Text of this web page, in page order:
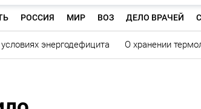
РОССИЯ МИР ВОЗ ДЕЛО ВРАЧЕЙ
энергодефицита О хранении